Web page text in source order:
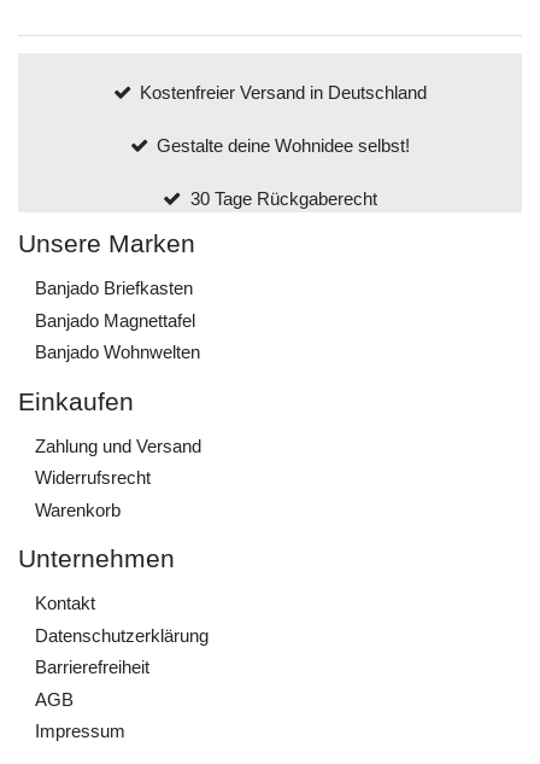
Kostenfreier Versand in Deutschland
Gestalte deine Wohnidee selbst!
30 Tage Rückgaberecht
Unsere Marken
Banjado Briefkasten
Banjado Magnettafel
Banjado Wohnwelten
Einkaufen
Zahlung und Versand
Widerrufs­recht
Warenkorb
Unternehmen
Kontakt
Daten­schutz­erklärung
Barrierefreiheit
AGB
Impressum